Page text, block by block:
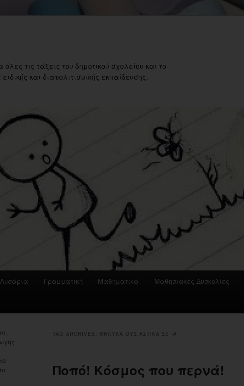
όλες τις τάξεις του δημοτικού σχολείου και το
και διαπολιτισμικής εκπαίδευσης.
Λυσάρια Γραμματική Μαθηματικά Μαθησιακές Δυσκολίες
TAG ARCHIVES: ΘΗΛΥΚΆ ΟΥΣΙΑΣΤΙΚΆ ΣΕ -Α
Ποπό! Κόσμος που περνά!